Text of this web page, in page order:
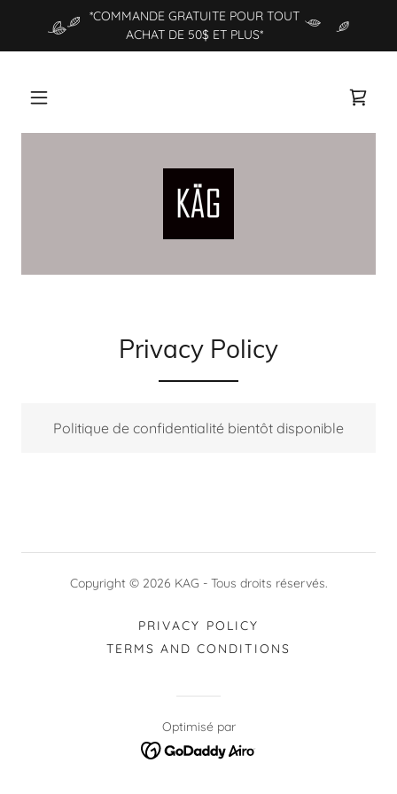
*COMMANDE GRATUITE POUR TOUT
ACHAT DE 50$ ET PLUS*
Privacy Policy
Politique de confidentialité bientôt disponible
Copyright © 2026 KAG - Tous droits réservés.
PRIVACY POLICY
TERMS AND CONDITIONS
Optimisé par